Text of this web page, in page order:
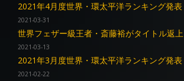
2021年4月度世界・環太平洋ランキング発表
2021-03-31
世界フェザー級王者・斎藤裕がタイトル返上
2021-03-13
2021年3月度世界・環太平洋ランキング発表
2021-02-22